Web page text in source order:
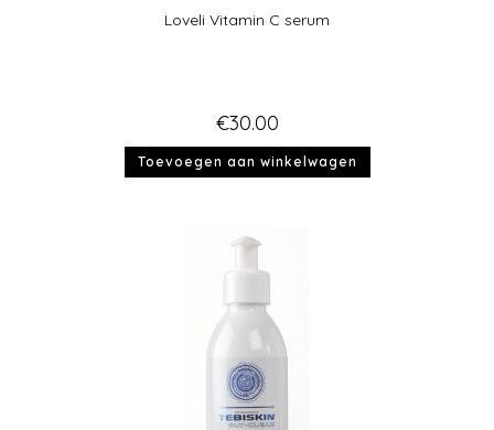
Loveli Vitamin C serum
€30.00
Toevoegen aan winkelwagen